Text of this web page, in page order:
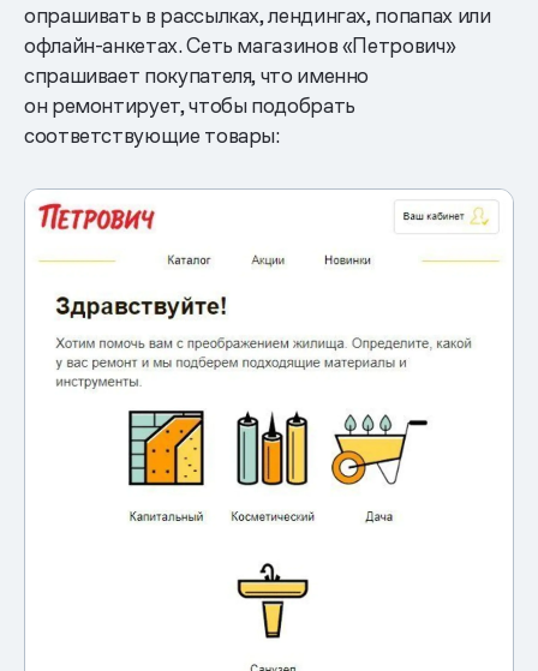
опрашивать в рассылках, лендингах, попапах или
офлайн-анкетах. Сеть магазинов «Петрович»
спрашивает покупателя, что именно
он ремонтирует, чтобы подобрать
соответствующие товары: